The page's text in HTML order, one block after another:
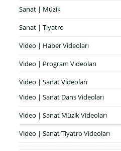
Sanat | Müzik
Sanat | Tiyatro
Video | Haber Videoları
Video | Program Videoları
Video | Sanat Videoları
Video | Sanat Dans Videoları
Video | Sanat Müzik Videoları
Video | Sanat Tiyatro Videoları